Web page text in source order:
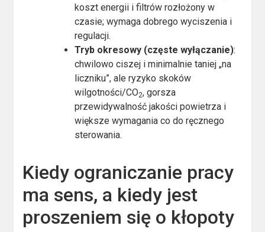
koszt energii i filtrów rozłożony w
czasie; wymaga dobrego wyciszenia i
regulacji.
Tryb okresowy (częste wyłączanie):
chwilowo ciszej i minimalnie taniej „na
liczniku”, ale ryzyko skoków
wilgotności/CO2, gorsza
przewidywalność jakości powietrza i
większe wymagania co do ręcznego
sterowania.
Kiedy ograniczanie pracy
ma sens, a kiedy jest
proszeniem się o kłopoty